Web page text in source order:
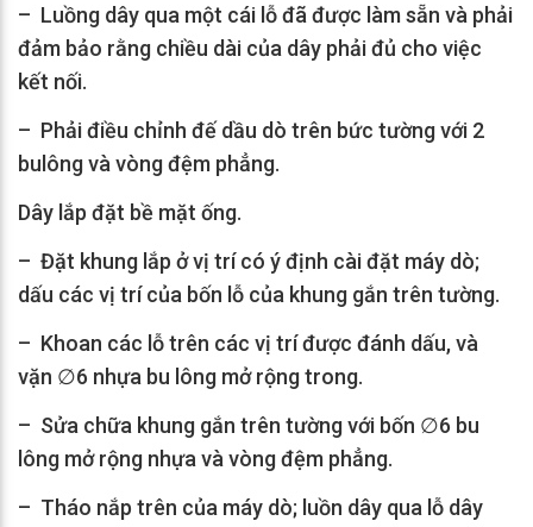
– Luồng dây qua một cái lỗ đã được làm sẵn và phải
đảm bảo rằng chiều dài của dây phải đủ cho việc
kết nối.
– Phải điều chỉnh đế dầu dò trên bức tường với 2
bulông và vòng đệm phẳng.
Dây lắp đặt bề mặt ống.
– Đặt khung lắp ở vị trí có ý định cài đặt máy dò;
dấu các vị trí của bốn lỗ của khung gắn trên tường.
– Khoan các lỗ trên các vị trí được đánh dấu, và
vặn ∅6 nhựa bu lông mở rộng trong.
– Sửa chữa khung gắn trên tường với bốn ∅6 bu
lông mở rộng nhựa và vòng đệm phẳng.
– Tháo nắp trên của máy dò; luồn dây qua lỗ dây